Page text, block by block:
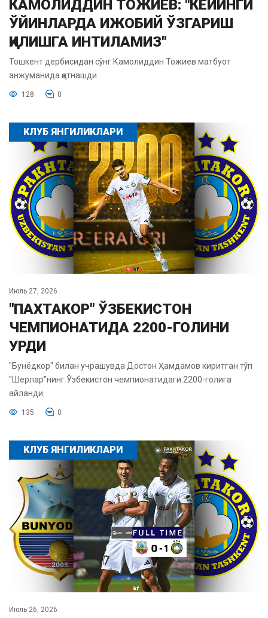
КАМОЛИДДИН ТОЖИЕВ: "КЕЙИНГИ
ЎЙИНЛАРДА ИЖОБИЙ ЎЗГАРИШ
ҚИЛИШГА ИНТИЛАМИЗ"
Тошкент дербисидан сўнг Камолиддин Тожиев матбуот
анжуманида қатнашди.
128 0
КЛУБ ЯНГИЛИКЛАРИ
Июль 27, 2026
"ПАХТАКОР" ЎЗБЕКИСТОН
ЧЕМПИОНАТИДА 2200-ГОЛИНИ
УРДИ
"Бунёдкор" билан учрашувда Достон Ҳамдамов киритган тўп
"Шерлар"нинг Ўзбекистон чемпионатидаги 2200-голига
айланди.
135 0
КЛУБ ЯНГИЛИКЛАРИ
Июль 26, 2026